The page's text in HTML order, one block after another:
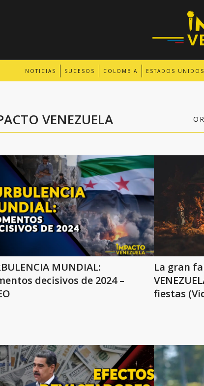
NOTICIAS SUCESOS COLOMBIA ESTADOS UNIDOS
VENEZUELA
MUNDIAL:
decisivos de 2024 –
La gran
fiestas